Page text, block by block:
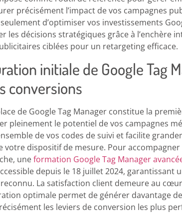
précisément l’impact de vos campagnes
d’optimiser vos investissements
les décisions stratégiques grâce à l’enchère
ciblées pour un retargeting efficace.
initiale de Google Tag
conversions
de Google Tag Manager constitue la
pleinement le potentiel de vos campagnes
de vos codes de suivi et facilite
votre dispositif de mesure. Pour
uneformation Google Tag Manager
depuis le 18 juillet 2024, garantissant
La satisfaction client demeure au
optimale permet de générer davantage
les leviers de conversion les plus